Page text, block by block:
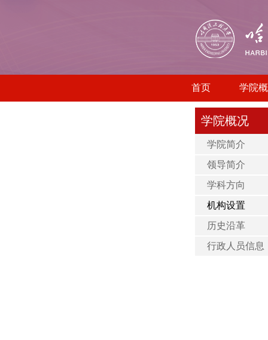
首页 学院
学院概况
学院简介
领导简介
学科方向
机构设置
历史沿革
行政人员信息